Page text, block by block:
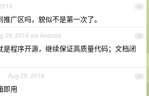
18
广区吗，貌似不是第一次了。
19
29, 2019 via Android
是程序开源，继续保证高质量代码；文档闭
20
Aug 29, 2019
即用